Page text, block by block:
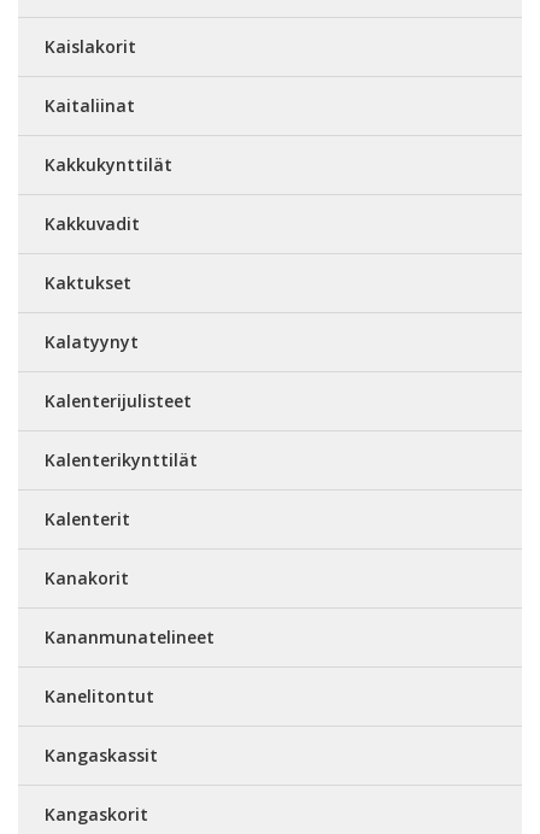
Kaislakorit
Kaitaliinat
Kakkukynttilät
Kakkuvadit
Kaktukset
Kalatyynyt
Kalenterijulisteet
Kalenterikynttilät
Kalenterit
Kanakorit
Kananmunatelineet
Kanelitontut
Kangaskassit
Kangaskorit